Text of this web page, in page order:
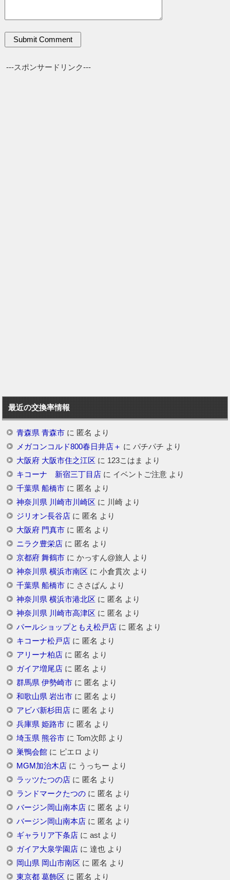
---スポンサードリンク---
最近の交換率情報
青森県 青森市に 匿名 より
メガコンコルド800春日井店＋ に パチパチ より
大阪府 大阪市住之江区 に 123こはま より
キコーナ 新宿三丁目店に イベントご注意より
千葉県 船橋市に 匿名 より
神奈川県 川崎市川崎区 に 川崎より
ジリオン長谷店に 匿名 より
大阪府 門真市に 匿名 より
ニラク豊栄店に 匿名 より
京都府 舞鶴市に かっすん@旅人 より
神奈川県 横浜市南区 に 小倉貫次 より
千葉県 船橋市に ささぱん より
神奈川県 横浜市港北区 に 匿名 より
神奈川県 川崎市高津区 に 匿名 より
パールショップともえ松戸店に 匿名 より
キコーナ松戸店に 匿名 より
アリーナ柏店に 匿名 より
ガイア増尾店に 匿名 より
群馬県 伊勢崎市に 匿名 より
和歌山県 岩出市に 匿名 より
アビバ新杉田店に 匿名 より
兵庫県 姫路市に 匿名 より
埼玉県 熊谷市に Tom次郎 より
巣鴨会館に ピエロ より
MGM加治木店に うっちー より
ラッツたつの店に 匿名 より
ランドマークたつのに 匿名 より
バージン岡山南本店に 匿名 より
バージン岡山南本店に 匿名 より
ギャラリア下条店に astより
ガイア大泉学園店に 達也より
岡山県 岡山市南区 に 匿名 より
東京都 葛飾区 に 匿名 より